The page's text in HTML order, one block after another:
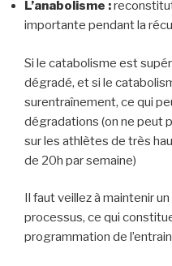
L’anabolisme :
importante pendant la
Si le catabolisme est
dégradé, et si le
surentraînement, ce qui
dégradations (on ne peut
sur les athlètes de très
de 20h par semaine)
Il faut veillez à maintenir
processus, ce qui
programmation de